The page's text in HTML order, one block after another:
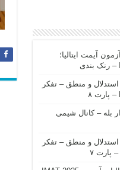
آیمت ایتالیا؛
استدلال و منطق – تفکر
بله – کانال شیمی
استدلال و منطق – تفکر